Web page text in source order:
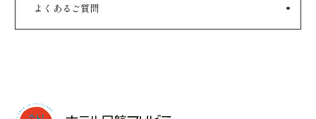
よくあるご質問